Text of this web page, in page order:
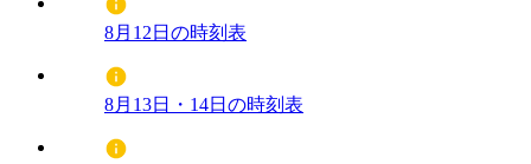
8月12日の時刻表
8月13日・14日の時刻表